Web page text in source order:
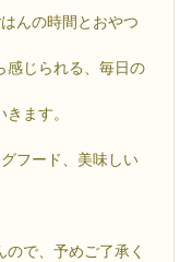
んの時間とおやつ
感じられる、毎日の
ます。
フード、美味しい
で、予めご了承く